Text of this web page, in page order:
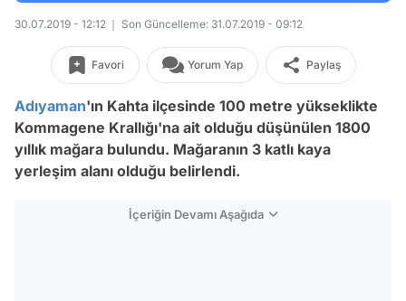
30.07.2019 - 12:12 Son Güncelleme: 31.07.2019 - 09:12
Favori Yorum Yap Paylaş
Adıyaman'ın Kahta ilçesinde 100 metre yükseklikte
Kommagene Krallığı'na ait olduğu düşünülen 1800
yıllık mağara bulundu. Mağaranın 3 katlı kaya
yerleşim alanı olduğu belirlendi.
İçeriğin Devamı Aşağıda